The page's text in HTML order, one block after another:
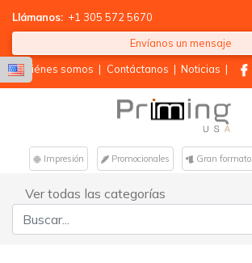
Llámanos: +1 305 572 5670
Envíanos un mensaje
Quiénes somos | Contáctanos | Noticias |
Impresión Promocionales Gran formato
Ver todas las categorías
Buscar: